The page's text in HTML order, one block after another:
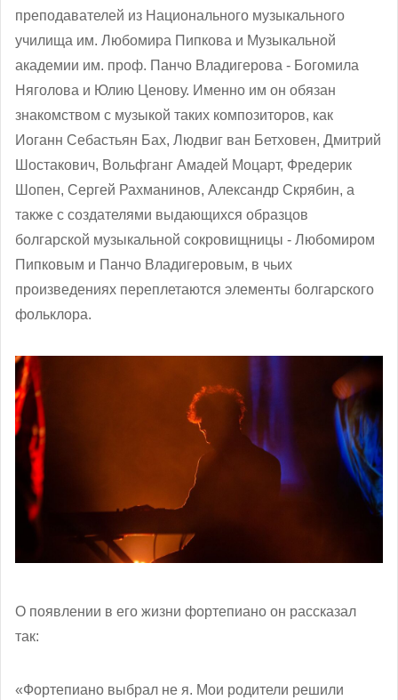
преподавателей из Национального музыкального
училища им. Любомира Пипкова и Музыкальной
академии им. проф. Панчо Владигерова - Богомила
Няголова и Юлию Ценову. Именно им он обязан
знакомством с музыкой таких композиторов, как
Иоганн Себастьян Бах, Людвиг ван Бетховен, Дмитрий
Шостакович, Вольфганг Амадей Моцарт, Фредерик
Шопен, Сергей Рахманинов, Александр Скрябин, а
также с создателями выдающихся образцов
болгарской музыкальной сокровищницы - Любомиром
Пипковым и Панчо Владигеровым, в чьих
произведениях переплетаются элементы болгарского
фольклора.
О появлении в его жизни фортепиано он рассказал
так:
«Фортепиано выбрал не я. Мои родители решили